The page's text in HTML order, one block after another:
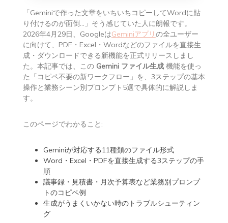
「Geminiで作った文章をいちいちコピーしてWordに貼
り付けるのが面倒…」そう感じていた人に朗報です。
2026年4月29日、GoogleはGeminiアプリの全ユーザー
に向けて、PDF・Excel・Wordなどのファイルを直接生
成・ダウンロードできる新機能を正式リリースしまし
た。本記事では、この Gemini ファイル生成機能を使っ
た「コピペ不要の新ワークフロー」を、3ステップの基本
操作と業務シーン別プロンプト5選で具体的に解説しま
す。
このページでわかること:
Geminiが対応する11種類のファイル形式
Word・Excel・PDFを直接生成する3ステップの手
順
議事録・見積書・月次予算表など業務別プロンプ
トのコピペ例
生成がうまくいかない時のトラブルシューティン
グ